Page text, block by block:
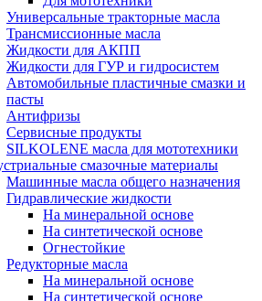
Универсальные тракторные масла
Трансмиссионные масла
Жидкости для АКПП
Жидкости для ГУР и гидросистем
Автомобильные пластичные смазки и
пасты
Антифризы
Сервисные продукты
SILKOLENE масла для мототехники
смазочные материалы
Машинные масла общего назначения
Гидравлические жидкости
На минеральной основе
На синтетической основе
Огнестойкие
Редукторные масла
На минеральной основе
На синтетической основе